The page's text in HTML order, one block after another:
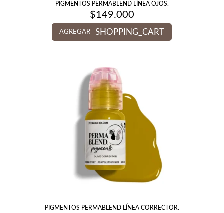
PIGMENTOS PERMABLEND LÍNEA OJOS.
$149.000
AGREGAR SHOPPING_CART
PIGMENTOS PERMABLEND LÍNEA CORRECTOR.